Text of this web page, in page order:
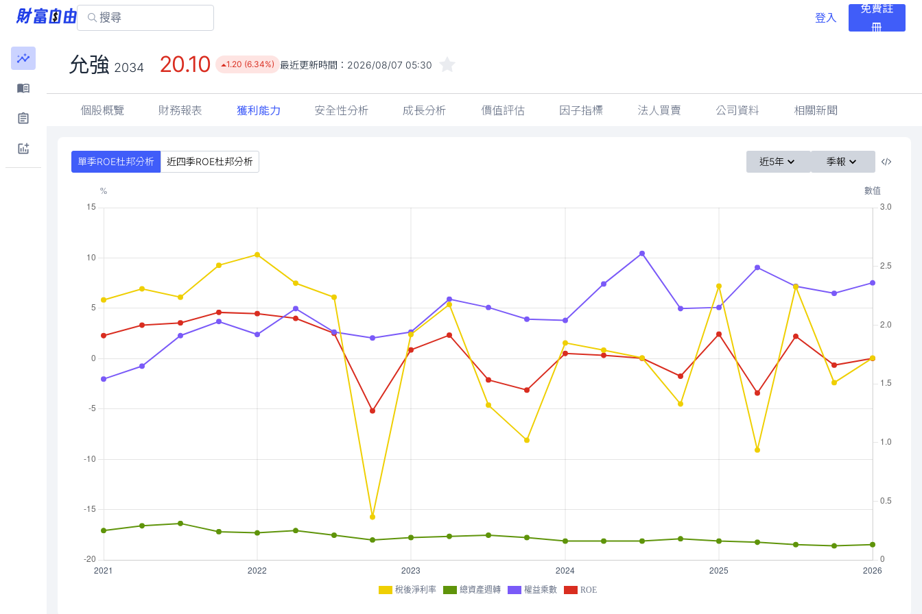
登入
免費註
冊
允強 2034 20.10 1.20 (6.34%) 最近更新時間： 2026/08/07 05:30
個股概覽 財務報表 獲利能力 安全性分析 成長分析 價值評估 因子指標 法人買賣 公司資料 相關新聞
單季ROE杜邦分析 近四季ROE杜邦分析 近5年 季報
稅後淨利率 總資產週轉 權益乘數 ROE